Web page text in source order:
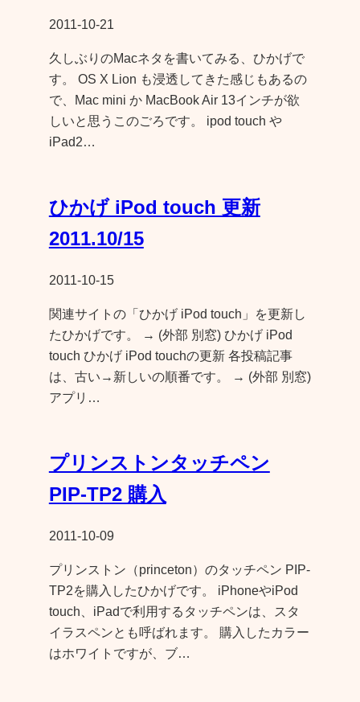
2011-10-21
久しぶりのMacネタを書いてみる、ひかげで
す。 OS X Lion も浸透してきた感じもあるの
で、Mac mini か MacBook Air 13インチが欲
しいと思うこのごろです。 ipod touch や
iPad2…
ひかげ iPod touch 更新
2011.10/15
2011-10-15
関連サイトの「ひかげ iPod touch」を更新し
たひかげです。 → (外部 別窓) ひかげ iPod
touch ひかげ iPod touchの更新 各投稿記事
は、古い→新しいの順番です。 → (外部 別窓)
アプリ…
プリンストンタッチペン
PIP-TP2 購入
2011-10-09
プリンストン（princeton）のタッチペン PIP-
TP2を購入したひかげです。 iPhoneやiPod
touch、iPadで利用するタッチペンは、スタ
イラスペンとも呼ばれます。 購入したカラー
はホワイトですが、ブ…